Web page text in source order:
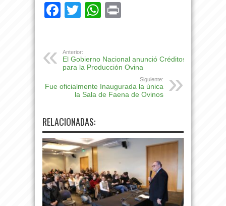
Facebook
TwitterWhatsApp
Anterior:
El Gobierno Nacional anunció Créditos
para la Producción Ovina
Siguiente:
Fue oficialmente Inaugurada la única
la Sala de Faena de Ovinos
RELACIONADAS: